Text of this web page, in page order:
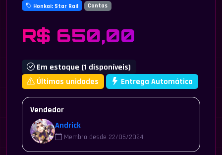
Honkai: Star Rail Contas
R$ 650,00
Em estoque (1 disponíveis)
Últimas unidades
Entrega Automática
Vendedor
Andrick
Membro desde 22/05/2024